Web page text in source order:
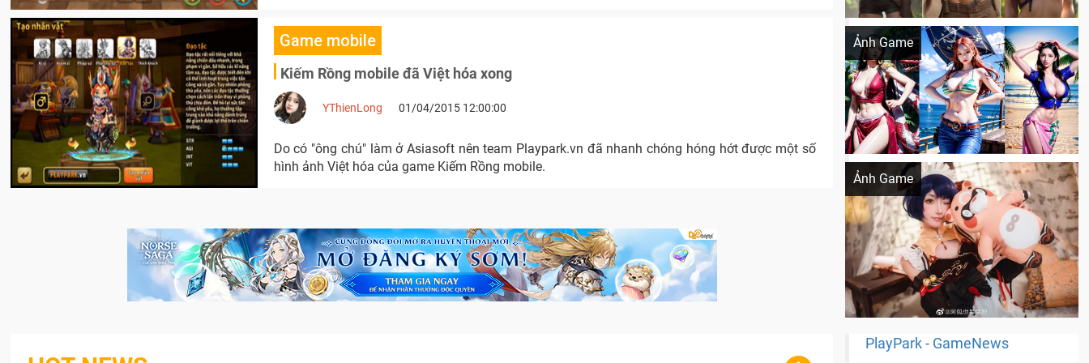
Game mobile
Kiếm Rồng mobile đã Việt hóa xong
YThienLong 01/04/2015 12:00:00
Do có "ông chú" làm ở Asiasoft nên team Playpark.vn đã nhanh chóng hóng hớt được một số
hình ảnh Việt hóa của game Kiếm Rồng mobile.
Ảnh Game
Khi AI Cosplay gái đẹp One Piece
Ảnh Game
Cosplay Xiangling siêu cute
PlayPark - GameNews